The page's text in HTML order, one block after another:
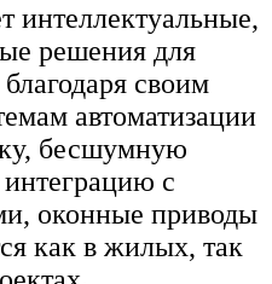
интеллектуальные,
решения для
своим
автоматизации
бесшумную
с
оконные приводы
как в жилых, так